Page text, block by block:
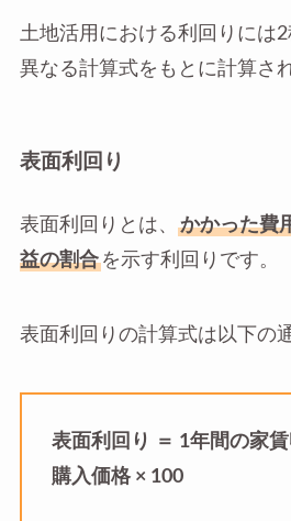
土地活用における利回りには
異なる計算式をもとに計算さ
表面利回り
表面利回りとは、
かかった費
益の割合を示す利回りです。
表面利回りの計算式は以下の
表面利回り ＝ 1年間の家
購入価格 × 100